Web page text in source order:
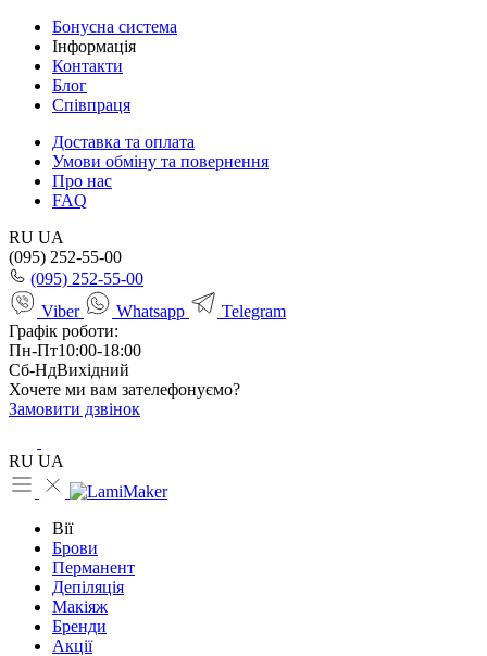
Бонусна система
Інформація
Контакти
Блог
Співпраця
Доставка та оплата
Умови обміну та повернення
Про нас
FAQ
RU UA
(095) 252-55-00
(095) 252-55-00
Viber
Whatsapp
Telegram
Графік роботи:
Пн-Пт10:00-18:00
Сб-НдВихідний
Хочете ми вам зателефонуємо?
Замовити дзвінок
RU UA
Вії
Брови
Перманент
Депіляція
Макіяж
Бренди
Акції